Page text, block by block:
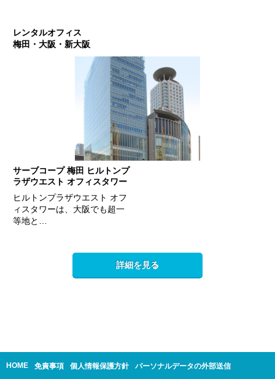
レンタルオフィス
梅田・大阪・新大阪
サーブコープ 梅田 ヒルトンプ
ラザウエスト オフィスタワー
ヒルトンプラザウエスト オフ
ィスタワーは、大阪でも超一
等地と…
詳細を見る
HOME 免責事項 個人情報保護方針 パーソナルデータの外部送信